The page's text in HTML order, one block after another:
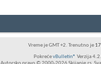
Vreme je GMT +2. Trenutno je
PokrećevBulletin® Verzija